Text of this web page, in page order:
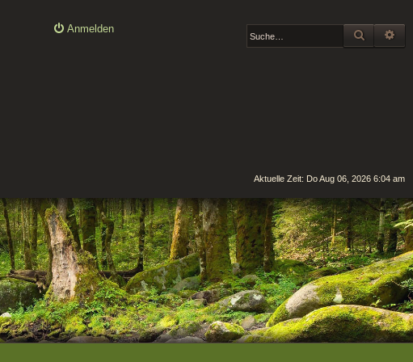
Anmelden SUCHE
Aktuelle Zeit: Do Aug 06, 2026 6:04 am